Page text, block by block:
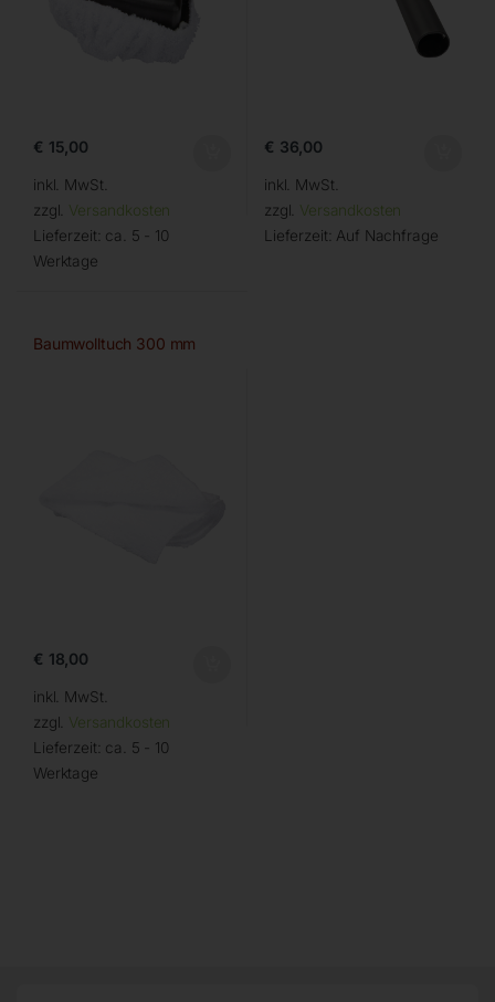
€ 15,00
inkl. MwSt.
zzgl. Versandkosten
Lieferzeit: ca. 5 - 10
Werktage
€ 36,00
inkl. MwSt.
zzgl. Versandkosten
Lieferzeit: Auf Nachfrage
Baumwolltuch 300 mm
€ 18,00
inkl. MwSt.
zzgl. Versandkosten
Lieferzeit: ca. 5 - 10
Werktage